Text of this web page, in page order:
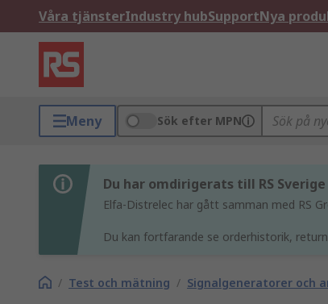
Våra tjänsterIndustry hubSupportNya
Meny Sök efter MPN
Du har omdirigerats till RS Sverige
Elfa-Distrelec har gått samman med RS
Du kan fortfarande se orderhistorik,
/ Test och mätning / Signalgeneratorer och